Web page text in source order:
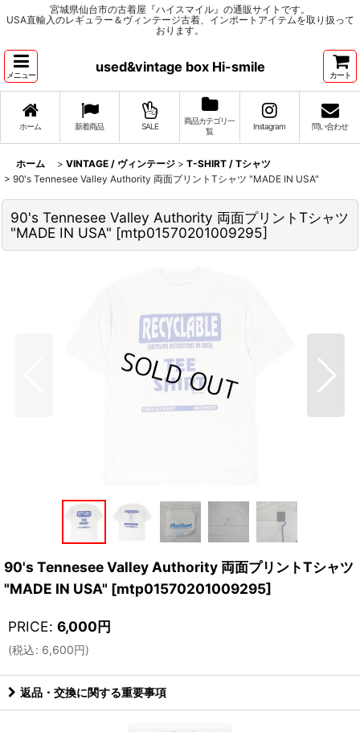
宮城県仙台市の古着屋『ハイスマイル』の通販サイトです。
USA直輸入のレギュラー＆ヴィンテージ古着、インポートアイテムを取り扱って
おります。
メニュー
used&vintage box Hi-smile
カート
ホーム 新着商品 SALE
商品カテゴリ一
覧
Instagram 問い合わせ
ホーム > VINTAGE / ヴィンテージ > T-SHIRT / Tシャツ
> 90's Tennesee Valley Authority 両面プリントTシャツ "MADE IN USA"
90's Tennesee Valley Authority 両面プリントTシャツ
"MADE IN USA" [mtp01570201009295]
90's Tennesee Valley Authority 両面プリントTシャツ
"MADE IN USA" [mtp01570201009295]
PRICE: 6,000円
(税込: 6,600円)
返品・交換に関する重要事項